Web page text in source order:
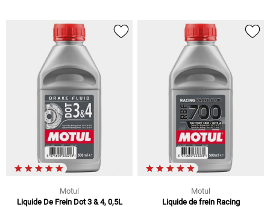
Motul
Liquide De Frein Dot 3 & 4, 0,5L
Motul
Liquide de frein Racing